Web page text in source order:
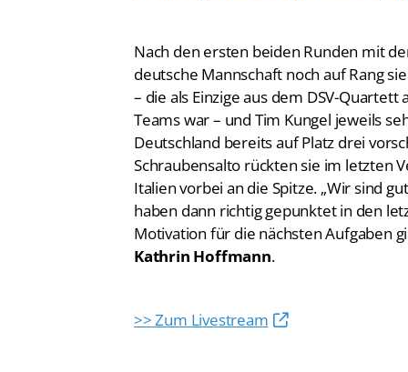
Nach den ersten beiden Runden mit
deutsche Mannschaft noch auf Rang
– die als Einzige aus dem DSV-
Teams war – und Tim Kungel jeweils
Deutschland bereits auf Platz drei
Schraubensalto rückten sie im letzten
Italien vorbei an die Spitze. „Wir sind
haben dann richtig gepunktet in den
Motivation für die nächsten Aufgaben
Kathrin Hoffmann.
>> Zum Livestream